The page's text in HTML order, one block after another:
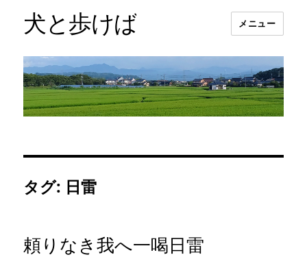
犬と歩けば メニュー
タグ: 日雷
頼りなき我へ一喝日雷